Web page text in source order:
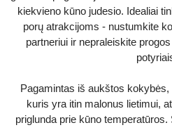
kiekvieno kūno judesio. Idealiai
porų atrakcijoms - nustumkite
partneriui ir nepraleiskite
Pagamintas iš aukštos
kuris yra itin malonus lietimui,
priglunda prie kūno